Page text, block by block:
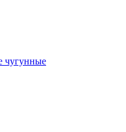
чугунные